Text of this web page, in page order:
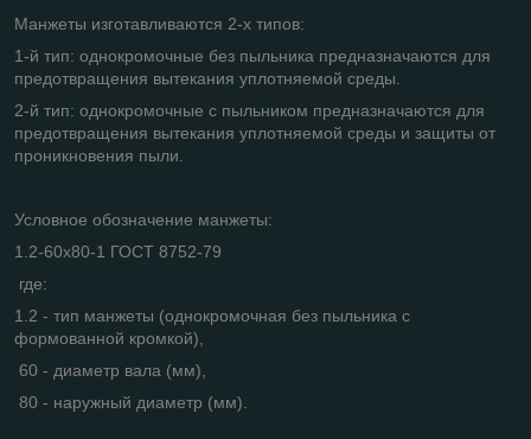
Манжеты изготавливаются 2-х типов:
1-й тип: однокромочные без пыльника предназначаются для
предотвращения вытекания уплотняемой среды.
2-й тип: однокромочные с пыльником предназначаются для
предотвращения вытекания уплотняемой среды и защиты от
проникновения пыли.
Условное обозначение манжеты:
1.2-60х80-1 ГОСТ 8752-79
где:
1.2 - тип манжеты (однокромочная без пыльника с
формованной кромкой),
60 - диаметр вала (мм),
80 - наружный диаметр (мм).